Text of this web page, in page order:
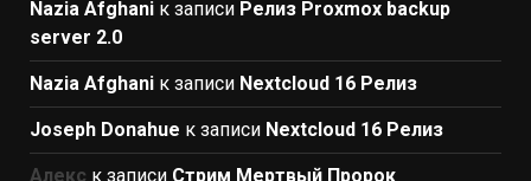
Nazia Afghani к записи Релиз Proxmox backup
server 2.0
Nazia Afghani к записи Nextcloud 16 Релиз
Joseph Donahue к записи Nextcloud 16 Релиз
Алекс к записи Стрим Мертвый Пророк